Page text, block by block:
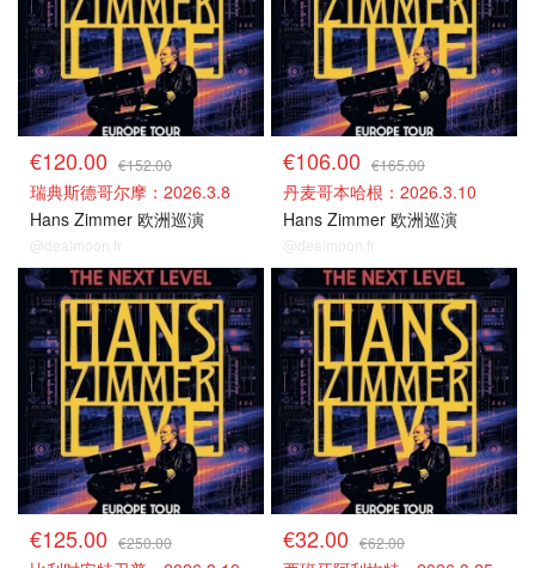
€120.00 €152.00
瑞典斯德哥尔摩：2026.3.8
Hans Zimmer 欧洲巡演
@dealmoon.fr
€106.00 €165.00
丹麦哥本哈根：2026.3.10
Hans Zimmer 欧洲巡演
@dealmoon.fr
其他场次
€125.00 €250.00
其他场次
€32.00 €62.00